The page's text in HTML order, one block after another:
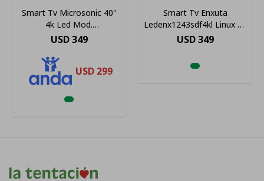
Smart Tv Microsonic 40"
4k Led Mod.
Led4ksm50b2
USD 349
USD 299
Smart Tv Enxuta
Ledenx1243sdf4kl Linux 4k
43 220v Negro
USD 349